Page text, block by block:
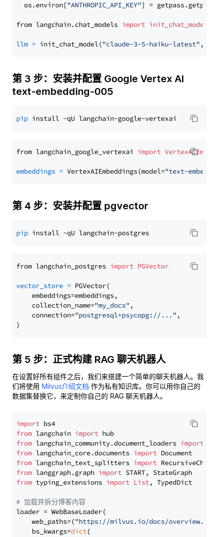
  os.environ[
"ANTHROPIC_API_KEY"] = getpass.getpass(
from langchain.chat_models import init_chat_model
llm = init_chat_model("claude-3-5-haiku-latest" ,
第 3 步：安装并配置 Google Vertex AI
text-embedding-005
pip
from langchain_google_vertexai import
embeddings = VertexAIEmbeddings(model="text-
第 4 步：安装并配置 pgvector
pip
from langchain_postgres import PGVector
vector_store = PGVector(
    embeddings=embeddings,
    collection_name=
"my_docs" ,
    connection=
"postgresql+psycopg://..." ,
第 5 步：正式构建 RAG 聊天机器人
在设置好所有组件之后，我们来搭建一个简单的聊天机器人。我
们将使用 Milvus介绍文档 作为私有知识库。你可以用你自己的
数据集替换它，来定制你自己的 RAG 聊天机器人。
import
from langchain import
from langchain_community.document_loaders import
from langchain_core.documents import
from langchain_text_splitters import
from langgraph.graph import
from typing_extensions import List, TypedDict
# 加载并拆分博客内容
loader = WebBaseLoader(
    web_paths=(
"https://milvus.io/docs/overview.md"
    bs_kwargs=
dict(